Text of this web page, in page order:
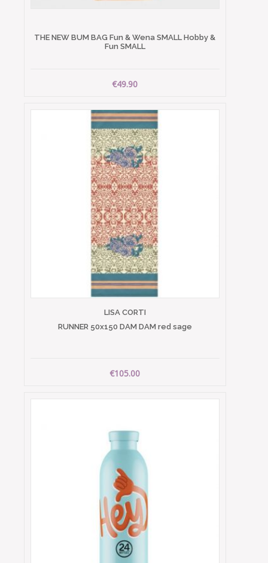
THE NEW BUM BAG Fun & Wena SMALL Hobby &
Fun SMALL
€49.90
LISA CORTI
RUNNER 50x150 DAM DAM red sage
€105.00